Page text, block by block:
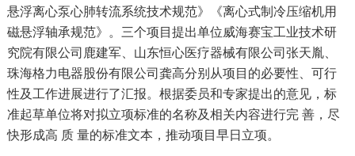
悬浮离心泵心肺转流系统技术规范》《离心式制冷压缩机用
磁悬浮轴承规范》。三个项目提出单位威海赛宝工业技术研
究院有限公司鹿建军、山东恒心医疗器械有限公司张天胤、
珠海格力电器股份有限公司龚高分别从项目的必要性、可行
性及工作进展进行了汇报。根据委员和专家提出的意见，标
准起草单位将对拟立项标准的名称及相关内容进行完 善，尽
快形成高 质 量的标准文本，推动项目早日立项。